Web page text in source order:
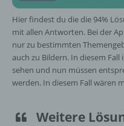
Hier findest du die die 94%
mit allen Antworten. Bei der
nur zu bestimmten
auch zu Bildern. In diesem
sehen und nun müssen
werden. In diesem Fall wären
Weitere